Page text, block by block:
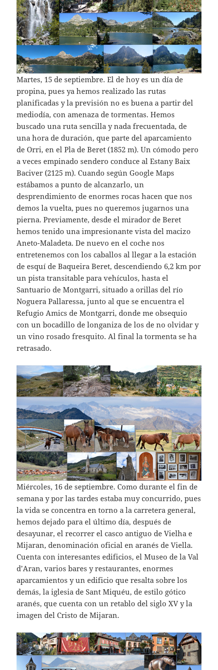
Martes, 15 de septiembre. El de hoy es un día de
propina, pues ya hemos realizado las rutas
planificadas y la previsión no es buena a partir del
mediodía, con amenaza de tormentas. Hemos
buscado una ruta sencilla y nada frecuentada, de
una hora de duración, que parte del aparcamiento
de Orri, en el Pla de Beret (1852 m). Un cómodo pero
a veces empinado sendero conduce al Estany Baix
Baciver (2125 m). Cuando según Google Maps
estábamos a punto de alcanzarlo, un
desprendimiento de enormes rocas hacen que nos
demos la vuelta, pues no queremos jugarnos una
pierna. Previamente, desde el mirador de Beret
hemos tenido una impresionante vista del macizo
Aneto-Maladeta. De nuevo en el coche nos
entretenemos con los caballos al llegar a la estación
de esquí de Baqueira Beret, descendiendo 6,2 km por
un pista transitable para vehículos, hasta el
Santuario de Montgarri, situado a orillas del río
Noguera Pallaressa, junto al que se encuentra el
Refugio Amics de Montgarri, donde me obsequio
con un bocadillo de longaniza de los de no olvidar y
un vino rosado fresquito. Al final la tormenta se ha
retrasado.
Miércoles, 16 de septiembre. Como durante el fin de
semana y por las tardes estaba muy concurrido, pues
la vida se concentra en torno a la carretera general,
hemos dejado para el último día, después de
desayunar, el recorrer el casco antiguo de Vielha e
Mijaran, denominación oficial en aranés de Viella.
Cuenta con interesantes edificios, el Museo de la Val
d’Aran, varios bares y restaurantes, enormes
aparcamientos y un edificio que resalta sobre los
demás, la iglesia de Sant Miquéu, de estilo gótico
aranés, que cuenta con un retablo del siglo XV y la
imagen del Cristo de Mijaran.